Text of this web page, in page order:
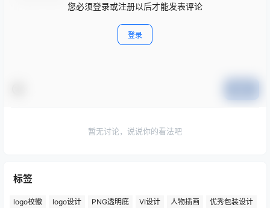
您必须登录或注册以后才能发表评论
登录
暂无讨论，说说你的看法吧
标签
logo校徽 logo设计 PNG透明底 VI设计 人物插画
优秀包装设计